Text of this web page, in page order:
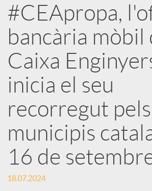
r
x
e
s
S
o
#CEApropa,
bancària mòbil
Caixa
inicia el seu
recorregut pels
municipis
16 de
18.07.2024